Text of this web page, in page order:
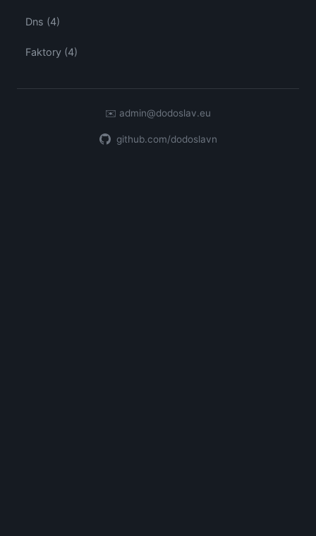
Dns (4)
Faktory (4)
✉️ admin@dodoslav.eu
github.com/dodoslavn